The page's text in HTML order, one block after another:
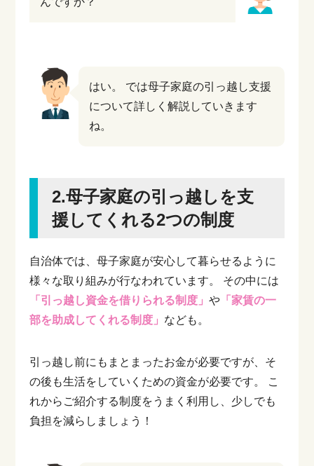
はい。
では母子家庭の引っ越し支援
について詳しく解説していきます
ね。
2.母子家庭の引っ越しを支
援してくれる2つの制度
自治体では、母子家庭が安心して暮らせるように
様々な取り組みが行なわれています。
その中には
「引っ越し資金を借りられる制度」や 「家賃の一
部を助成してくれる制度」 なども。
引っ越し前にもまとまったお金が必要ですが、そ
の後も生活をしていくための資金が必要です。
こ
れからご紹介する制度をうまく利用し、少しでも
負担を減らしましょう！